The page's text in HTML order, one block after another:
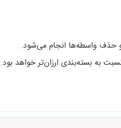
حذف واسطه‌ها انجام می‌شود.
به بسته‌بندی ارزان‌تر خواهد بود.